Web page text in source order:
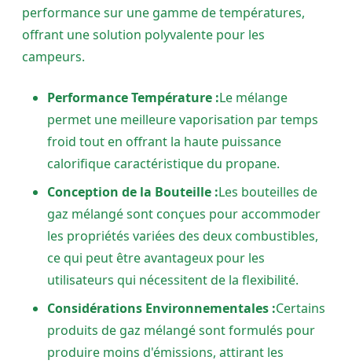
performance sur une gamme de températures,
offrant une solution polyvalente pour les
campeurs.
Performance Température :Le mélange
permet une meilleure vaporisation par temps
froid tout en offrant la haute puissance
calorifique caractéristique du propane.
Conception de la Bouteille :Les bouteilles de
gaz mélangé sont conçues pour accommoder
les propriétés variées des deux combustibles,
ce qui peut être avantageux pour les
utilisateurs qui nécessitent de la flexibilité.
Considérations Environnementales :Certains
produits de gaz mélangé sont formulés pour
produire moins d'émissions, attirant les